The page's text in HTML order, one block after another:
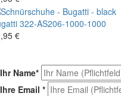
322-AS206-1000-1000
€
Ihr Name*
Ihre Email *